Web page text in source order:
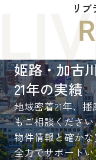
リ
姫路・加古
21年の実績
地域密着21年、
もご相談くださ
物件情報と確か
全力でサポート